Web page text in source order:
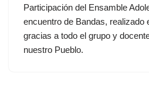
Participación del Ensamble
encuentro de Bandas, realizado
gracias a todo el grupo y
nuestro Pueblo.